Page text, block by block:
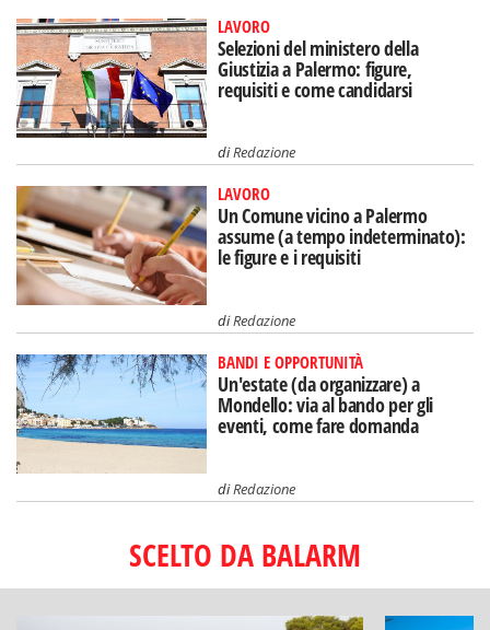
LAVORO
Selezioni del ministero della
Giustizia a Palermo: figure,
requisiti e come candidarsi
diRedazione
LAVORO
Un Comune vicino a Palermo
assume (a tempo indeterminato):
le figure e i requisiti
diRedazione
BANDI E OPPORTUNITÀ
Un'estate (da organizzare) a
Mondello: via al bando per gli
eventi, come fare domanda
diRedazione
SCELTO DA BALARM